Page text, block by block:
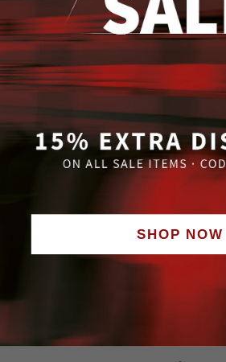
Durch deine Anmeldung stimmst du unserer
erklärst dich damit einverstanden, Marketing-E-
SHOP NOW